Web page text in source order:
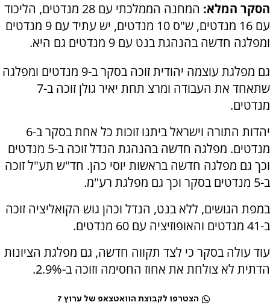
הסקר המלא:
המחנה הממלכתי עם 28 מנדטים, הליכוד
עם 16 מנדטים, ש"ס 10 מנדטים, יש עתיד עם 9 מנדטים
ומפלגה חדשה בהנהגת בנט עם 9 מנדטים גם היא.
גם מפלגת עוצמה יהודית זוכה בסקר ב-9 מנדטים ומפלגה
שתאחד את העבודה ומרצ תחת יאיר גולן זוכה ב-7
מנדטים.
יהדות התורה וישראל ביתנו זוכות כל אחת בסקר ב-6
מנדטים. מפלגה חדשה בהנהגת הנדל זוכה ב-5 מנדטים
וכך גם מפלגה חדשה בראשות יוסי כהן. חד"ש תע"ל זוכה
ב-5 מנדטים בסקר וכך גם מפלגת רע"מ.
במפת הגושים, ללא בנט, הנדל וכהן גוש הקואליציה זוכה
ב-41 מנדטים והאופוזיציה עם 60 מנדטים.
עוד עולה בסקר כי לצד תקווה חדשה, גם מפלגת הציונות
הדתית לא צולחת את אחוז החסימה וזוכה ב-2.9%.
הצטרפו לקבוצת הוואטצאפ של ערוץ 7